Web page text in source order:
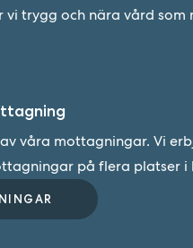
vi trygg och nära vård som
våra mottagningar. Vi
på flera platser i